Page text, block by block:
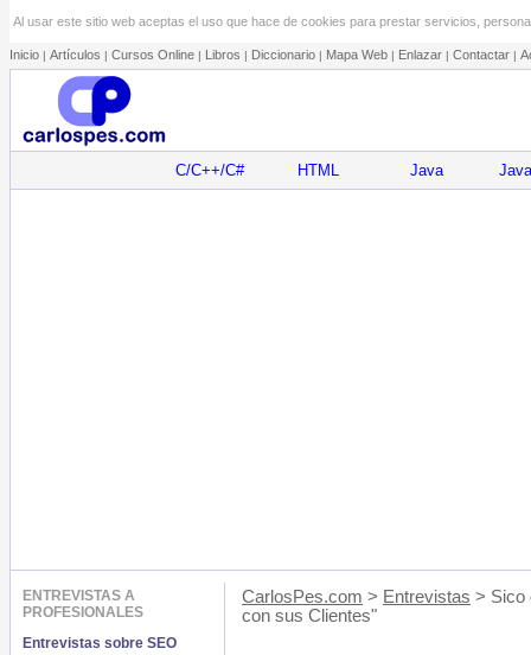
Al usar este sitio web aceptas el uso que hace de cookies para prestar servicios,
Inicio | Artículos | Cursos Online | Libros | Diccionario | Mapa Web | Enlazar | Contactar |
C/C++/C# HTML Java
ENTREVISTAS A
PROFESIONALES
Entrevistas sobre SEO
CarlosPes.com > Entrevistas > Sico
con sus Clientes"